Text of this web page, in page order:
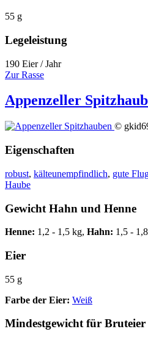
55 g
Legeleistung
190 Eier / Jahr
Zur Rasse
Appenzeller
©
Eigenschaften
robust, kälteunempfindlich, gute
Haube
Gewicht Hahn und Henne
Henne: 1,2 - 1,5 kg, Hahn: 1,5 -
Eier
55 g
Farbe der Eier: Weiß
Mindestgewicht für Bruteier